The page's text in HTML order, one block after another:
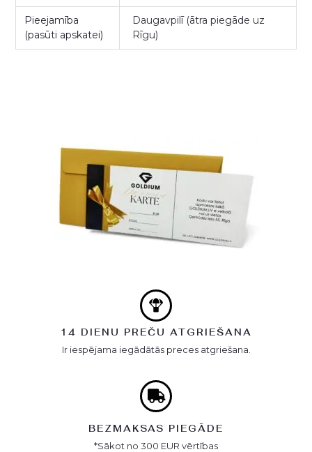
Pieejamība
(pasūti apskatei)
Daugavpilī (ātra piegāde uz
Rīgu)
14 DIENU PREČU ATGRIEŠANA
Ir iespējama iegādātās preces atgriešana.
BEZMAKSAS PIEGĀDE
*Sākot no 300 EUR vērtības